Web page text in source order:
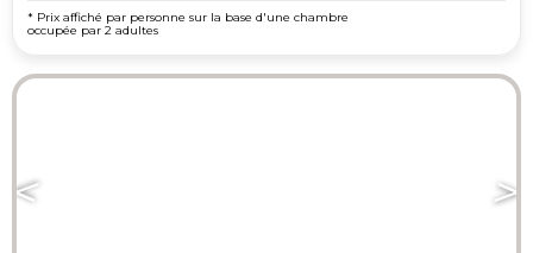
* Prix affiché par personne sur la base d'une chambre
occupée par 2 adultes